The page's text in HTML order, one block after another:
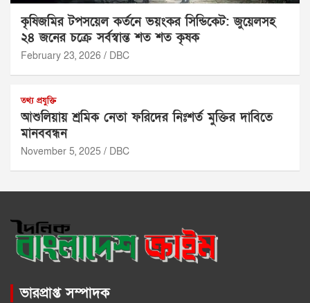
কৃষিজমির টপসয়েল কর্তনে ভয়ংকর সিন্ডিকেট: জুয়েলসহ
২৪ জনের চক্রে সর্বস্বান্ত শত শত কৃষক
February 23, 2026 DBC
তথ্য প্রযুক্তি
আশুলিয়ায় শ্রমিক নেতা ফরিদের নিঃশর্ত মুক্তির দাবিতে
মানববন্ধন
November 5, 2025 DBC
ভারপ্রাপ্ত সম্পাদক